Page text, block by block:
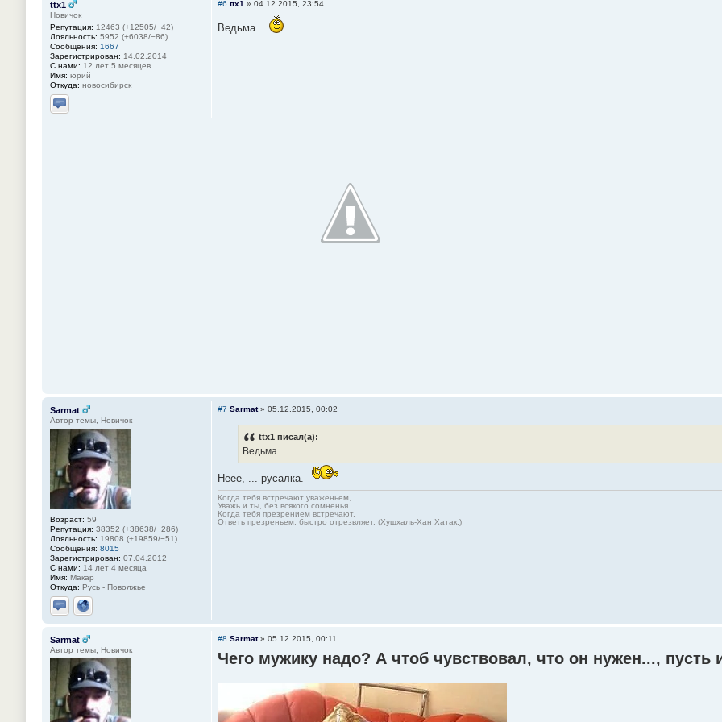
ttx1
Новичок
Репутация: 12463 (+12505/−42)
Лояльность: 5952 (+6038/−86)
Сообщения: 1667
Зарегистрирован: 14.02.2014
С нами: 12 лет 5 месяцев
Имя: юрий
Откуда: новосибирск
Отправить личное сообщение
#6 ttx1 » 04.12.2015, 23:54
Ведьма...
Sarmat
Автор темы, Новичок
Возраст: 59
Репутация: 38352 (+38638/−286)
Лояльность: 19808 (+19859/−51)
Сообщения: 8015
Зарегистрирован: 07.04.2012
С нами: 14 лет 4 месяца
Имя: Макар
Откуда: Русь - Поволжье
Отправить личное сообщение
Сайт
#7 Sarmat» 05.12.2015, 00:02
ttx1 писал(а):
Ведьма...
Неее, ... русалка.
Когда тебя встречают уваженьем,
Уважь и ты, без всякого сомненья.
Когда тебя презрением встречают,
Ответь презреньем, быстро отрезвляет. (Хушхаль-Хан Хатак.)
Sarmat
Автор темы, Новичок
#8 Sarmat» 05.12.2015, 00:11
Чего мужику надо? А чтоб чувствовал, что он нужен..., пусть